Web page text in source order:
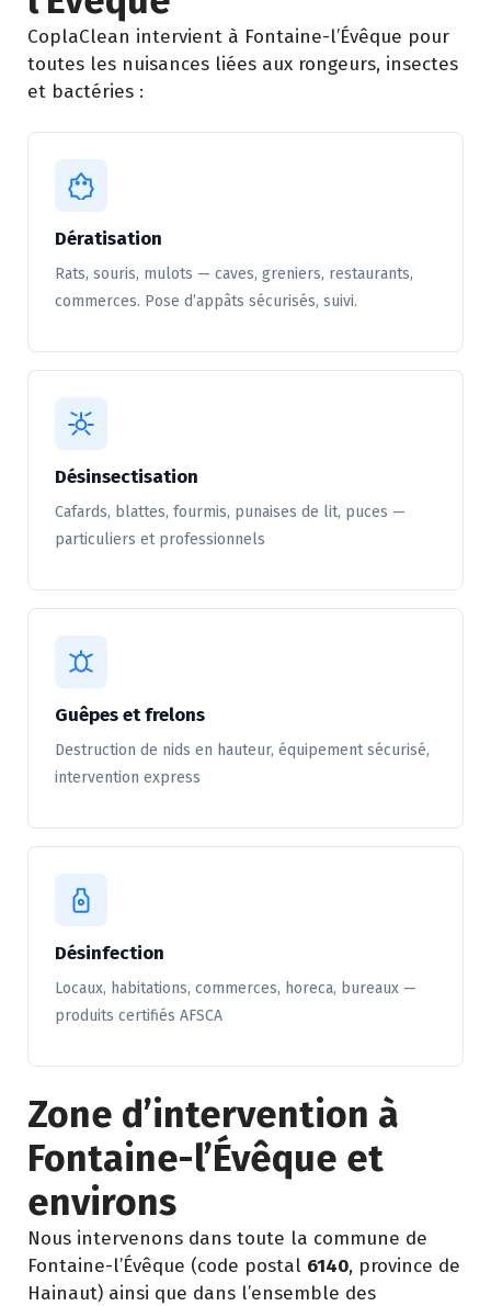
CoplaClean intervient à Fontaine-l’Évêque pour
toutes les nuisances liées aux rongeurs, insectes
et bactéries :
Dératisation
Rats, souris, mulots — caves, greniers, restaurants,
commerces. Pose d’appâts sécurisés, suivi.
Désinsectisation
Cafards, blattes, fourmis, punaises de lit, puces —
particuliers et professionnels
Guêpes et frelons
Destruction de nids en hauteur, équipement sécurisé,
intervention express
Désinfection
Locaux, habitations, commerces, horeca, bureaux —
produits certifiés AFSCA
Zone d’intervention à
Fontaine-l’Évêque et
environs
Nous intervenons dans toute la commune de
Fontaine-l’Évêque (code postal 6140, province de
Hainaut) ainsi que dans l’ensemble des